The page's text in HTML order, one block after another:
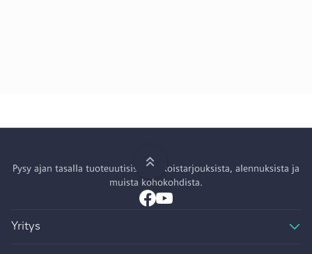
Pysy ajan tasalla tuoteuutisista, erikoistarjouksista, alennuksista ja
muista kohokohdista.
Yritys